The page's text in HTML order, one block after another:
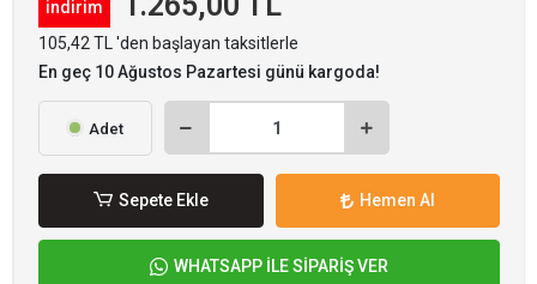
indirim
105,42 TL 'den başlayan taksitlerle
En geç 10 Ağustos Pazartesi günü kargoda!
Adet
Sepete Ekle Hemen Al
WHATSAPP İLE SİPARİŞ VER